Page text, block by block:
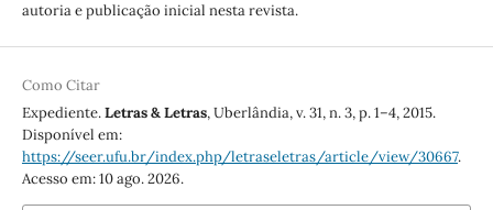
autoria e publicação inicial nesta revista.
Como Citar
Expediente.Letras & Letras, Uberlândia, v. 31, n. 3, p. 1–4, 2015.
Disponível em:
https://seer.ufu.br/index.php/letraseletras/article/view/30667.
Acesso em: 10 ago. 2026.